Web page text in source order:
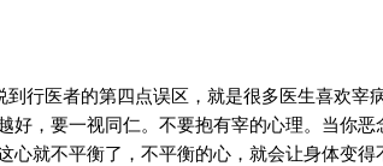
到行医者的第四点误区，就是很多医生喜欢
好，要一视同仁。不要抱有宰的心理。当你
就不平衡了，不平衡的心，就会让身体变